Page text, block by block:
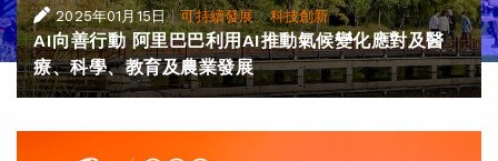
2025年01月15日 |可持續發展·科技創新
AI向善行動 阿里巴巴利用AI推動氣候變化應對及醫
療、科學、教育及農業發展